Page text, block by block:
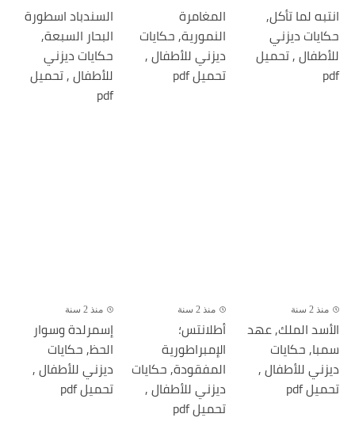
انتبه لما تأكل,
حكايات ديزني
للأطفال , تحميل
pdf
المغامرة
النمورية, حكايات
ديزني للأطفال ,
تحميل pdf
السندباد اسطورة
البحار السبعة,
حكايات ديزني
للأطفال , تحميل
pdf
منذ 2 سنة
الأسد الملك, عهد
سمبا, حكايات
ديزني للأطفال ,
تحميل pdf
منذ 2 سنة
أطلانتس؛
الإمبراطورية
المفقودة, حكايات
ديزني للأطفال ,
تحميل pdf
منذ 2 سنة
إسمرلدة وسوار
الحظ, حكايات
ديزني للأطفال ,
تحميل pdf